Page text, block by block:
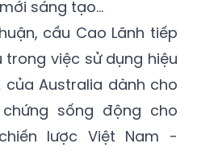
thôn, nước sạch,
phát triển nhân lực
sáng tạo...
cầu Cao Lãnh tiếp
việc sử dụng hiệu
của Australia dành cho